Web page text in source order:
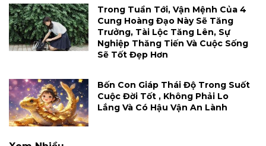
Trong Tuần Tới, Vận Mệnh Của 4
Cung Hoàng Đạo Này Sẽ Tăng
Trưởng, Tài Lộc Tăng Lên, Sự
Nghiệp Thăng Tiến Và Cuộc Sống
Sẽ Tốt Đẹp Hơn
Bốn Con Giáp Thái Độ Trong Suốt
Cuộc Đời Tốt , Không Phải Lo
Lắng Và Có Hậu Vận An Lành